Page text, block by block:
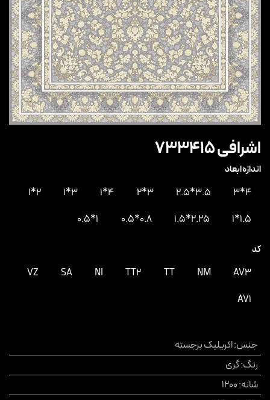
اشرافی 733415
اندازه ابعاد
4*3
3.5*2.5
3*2
4*1
3*1
2*1
1.5*1
2.25*1.5
0.8*0.5
1*0.5
کد
AV3
NM
TT
TT2
NI
SA
VZ
AV1
جنس:اکریلیک برجسته
رنگ:گری
شانه:
1200